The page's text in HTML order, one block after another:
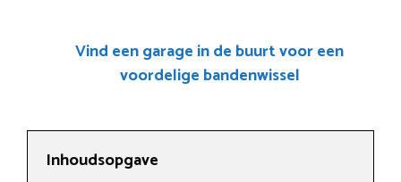
Vind een garage in de buurt voor een
voordelige bandenwissel
Inhoudsopgave